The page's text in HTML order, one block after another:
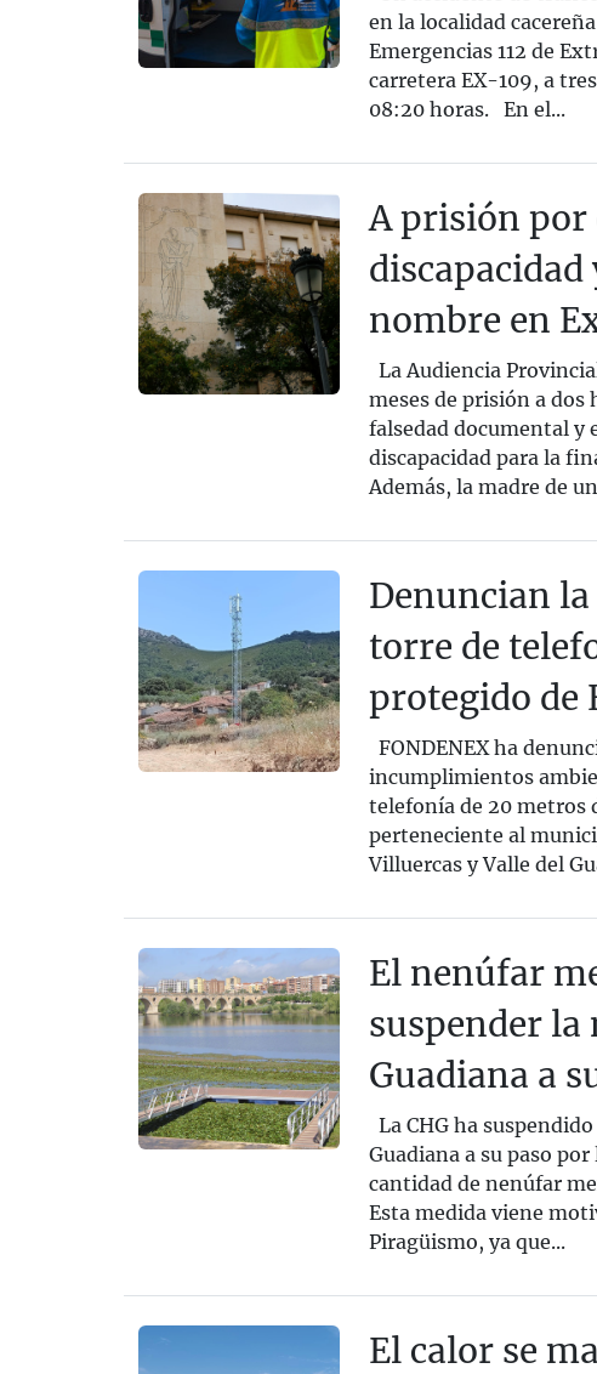
en la localidad
Emergencias 112 de
carretera EX-109, a
08:20 horas. En el...
A prisión por
nombre en
La Audiencia
meses de prisión a
falsedad documental y
discapacidad para la
Además, la madre de
Denuncian
torre de
protegido de
FONDENEX ha
incumplimientos
telefonía de 20 metros
perteneciente al
Villuercas y Valle del
El nenúfar
suspender la
Guadiana a
La CHG ha
Guadiana a su paso
cantidad de nenúfar
Esta medida viene
Piragüismo, ya que...
El calor se